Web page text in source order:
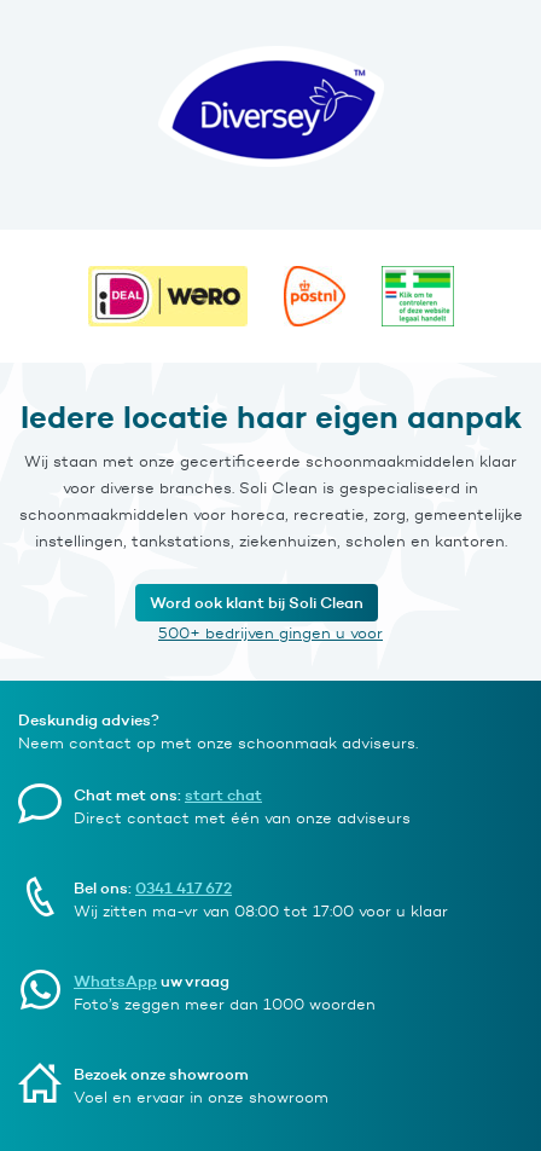
Iedere locatie haar eigen aanpak
Wij staan met onze gecertificeerde schoonmaakmiddelen klaar
voor diverse branches. Soli Clean is gespecialiseerd in
schoonmaakmiddelen voor horeca, recreatie, zorg, gemeentelijke
instellingen, tankstations, ziekenhuizen, scholen en kantoren.
Word ook klant bij Soli Clean
500+ bedrijven gingen u voor
Deskundig advies?
Neem contact op met onze schoonmaak adviseurs.
Chat met ons:start chat
Direct contact met één van onze adviseurs
Bel ons:0341 417 672
Wij zitten ma-vr van 08:00 tot 17:00 voor u klaar
WhatsAppuw vraag
Foto’s zeggen meer dan 1000 woorden
Bezoek onze showroom
Voel en ervaar in onze showroom